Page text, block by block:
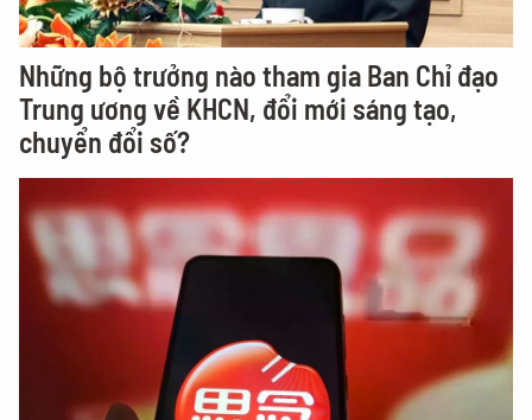
Những bộ trưởng nào tham gia Ban Chỉ đạo
Trung ương về KHCN, đổi mới sáng tạo,
chuyển đổi số?